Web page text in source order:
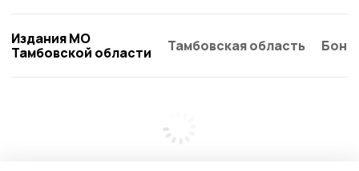
Издания МО
Тамбовской области
Тамбовская область